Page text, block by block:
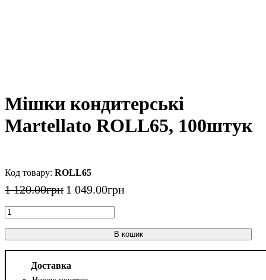
Мішки кондитерські
Martellato ROLL65, 100штук
ROLL65
1 120.00грн 1 049.00грн
В кошик
Доставка